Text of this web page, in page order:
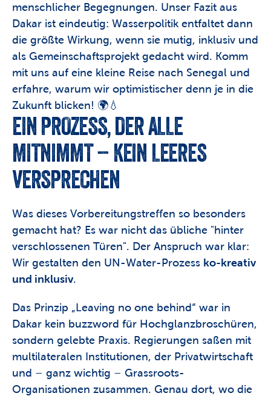
menschlicher Begegnungen. Unser Fazit aus
Dakar ist eindeutig: Wasserpolitik entfaltet dann
die größte Wirkung, wenn sie mutig, inklusiv und
als Gemeinschaftsprojekt gedacht wird. Komm
mit uns auf eine kleine Reise nach Senegal und
erfahre, warum wir optimistischer denn je in die
Zukunft blicken! 🌍💧
EIN PROZESS, DER ALLE
MITNIMMT – KEIN LEERES
VERSPRECHEN
Was dieses Vorbereitungstreffen so besonders
gemacht hat? Es war nicht das übliche "hinter
verschlossenen Türen". Der Anspruch war klar:
Wir gestalten den UN-Water-Prozess ko-kreativ
und inklusiv.
Das Prinzip „Leaving no one behind“ war in
Dakar kein buzzword für Hochglanzbroschüren,
sondern gelebte Praxis. Regierungen saßen mit
multilateralen Institutionen, der Privatwirtschaft
und – ganz wichtig – Grassroots-
Organisationen zusammen. Genau dort, wo die